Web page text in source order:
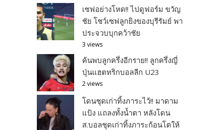
เซฟอย่างโหด!! ไปดูฟอร์ม ขวัญ
ชัย โชว์เซฟลูกยิงของบุรีรัมย์ พา
ประจวบบุกคว้าชัย
3 views
ค้นพบลูกครึ่งอีกราย!! ลูกครึ่งญี่
ปุ่นแฮตทริกบอลลีก U23
2 views
โดนชุดเก่าทิ้งภาระไว้!! มาดาม
แป้ง แถลงทั้งน้ำตา หลังโดน
ส.บอลชุดเก่าทิ้งภาระก้อนโตให้